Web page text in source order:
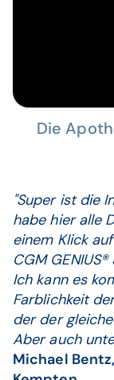
Die
"Super ist die
habe hier alle
einem Klick
CGM
Ich kann es
Farblichkeit
der der
Aber auch
Michael